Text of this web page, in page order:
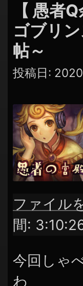
ビ
ゲ
ー
シ
ョ
【 愚者
ゴブリ
帖～
投稿日:
RSS FEED
SHARE
LINK
EMBED
ファイル
間:
今回しゃ
わ